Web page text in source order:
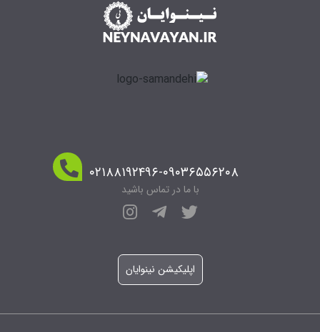
۰۲۱۸۸۱۹۲۴۹۶-۰۹۰۳۶۵۵۶۲۰۸
با ما در تماس باشید
اپلیکیشن نینوایان